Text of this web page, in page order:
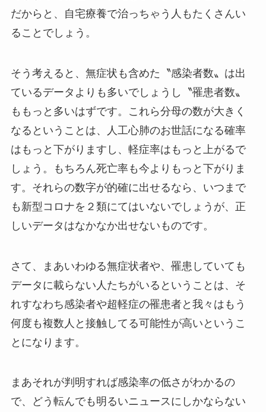
だからと、自宅療養で治っちゃう人もたくさんい
ることでしょう。
そう考えると、無症状も含めた〝感染者数〟は出
ているデータよりも多いでしょうし〝罹患者数〟
ももっと多いはずです。これら分母の数が大きく
なるということは、人工心肺のお世話になる確率
はもっと下がりますし、軽症率はもっと上がるで
しょう。もちろん死亡率も今よりもっと下がりま
す。それらの数字が的確に出せるなら、いつまで
も新型コロナを２類にてはいないでしょうが、正
しいデータはなかなか出せないものです。
さて、まあいわゆる無症状者や、罹患していても
データに載らない人たちがいるということは、そ
れすなわち感染者や超軽症の罹患者と我々はもう
何度も複数人と接触してる可能性が高いというこ
とになります。
まあそれが判明すれば感染率の低さがわかるの
で、どう転んでも明るいニュースにしかならない